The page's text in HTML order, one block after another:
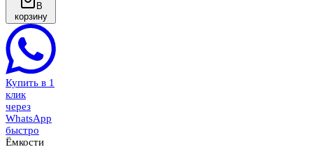
В
корзину
Купить в 1
клик
через
WhatsApp
быстро
Ёмкости